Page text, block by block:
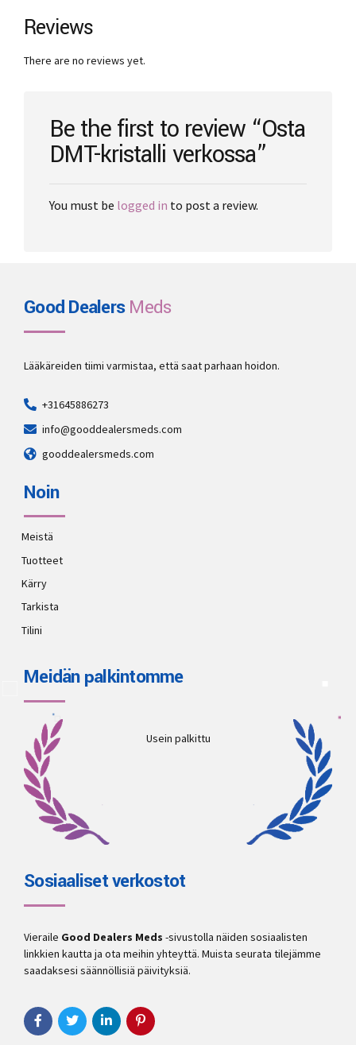
Reviews
There are no reviews yet.
Be the first to review “Osta
DMT-kristalli verkossa”
You must be logged in to post a review.
Good DealersMeds
Lääkäreiden tiimi varmistaa, että saat parhaan hoidon.
+31645886273
info@gooddealersmeds.com
gooddealersmeds.com
Noin
Meistä
Tuotteet
Kärry
Tarkista
Tilini
Meidän palkintomme
Usein palkittu
Sosiaaliset verkostot
Vieraile Good Dealers Meds -sivustolla näiden sosiaalisten
linkkien kautta ja ota meihin yhteyttä. Muista seurata tilejämme
saadaksesi säännöllisiä päivityksiä.